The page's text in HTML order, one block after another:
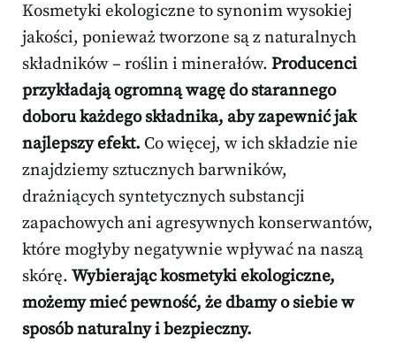
Kosmetyki ekologiczne to synonim wysokiej
jakości, ponieważ tworzone są z naturalnych
składników – roślin i minerałów. Producenci
przykładają ogromną wagę do starannego
doboru każdego składnika, aby zapewnić jak
najlepszy efekt. Co więcej, w ich składzie nie
znajdziemy sztucznych barwników,
drażniących syntetycznych substancji
zapachowych ani agresywnych konserwantów,
które mogłyby negatywnie wpływać na naszą
skórę. Wybierając kosmetyki ekologiczne,
możemy mieć pewność, że dbamy o siebie w
sposób naturalny i bezpieczny.